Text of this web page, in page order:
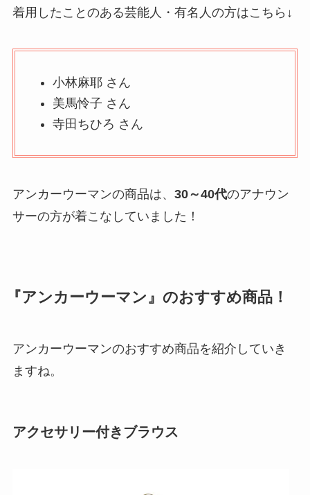
着用したことのある芸能人・有名人の方はこちら↓
小林麻耶 さん
美馬怜子 さん
寺田ちひろ さん
アンカーウーマンの商品は、 30～40代のアナウン
サーの方が着こなしていました！
『アンカーウーマン』のおすすめ商品！
アンカーウーマンのおすすめ商品を紹介していき
ますね。
アクセサリー付きブラウス